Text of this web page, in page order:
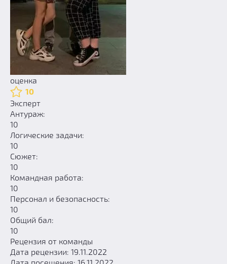
оценка
10
Эксперт
Антураж:
10
Логические задачи:
10
Сюжет:
10
Командная работа:
10
Персонал и безопасность:
10
Общий бал:
10
Рецензия от команды
Дата рецензии: 19.11.2022
Дата посещения: 16.11.2022